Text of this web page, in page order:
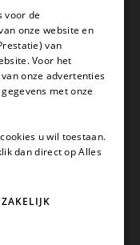
voor de
onze website en
van
Voor het
onze advertenties
met onze
u wil toestaan.
dan direct op Alles